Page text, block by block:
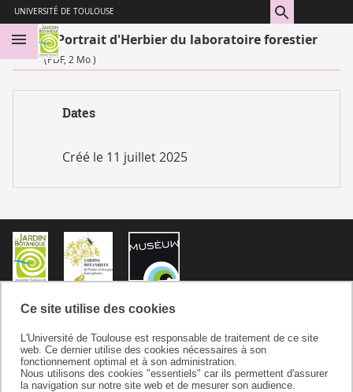
Ce site utilise des cookies
L'Université de Toulouse est responsable de traitement de ce site
web. Ce dernier utilise des cookies nécessaires à son
fonctionnement optimal et à son administration.
Nous utilisons des cookies "essentiels" car ils permettent d'assurer
la navigation sur notre site web et de mesurer son audience.
au
contenu
directs
UNIVERSITÉ DE TOULOUSE
Portrait d'Herbier du laboratoire forestier
(PDF, 2 Mo )
Dates
Créé le 11 juillet 2025
Jardin Botanique Henri Gaussen
2, rue Lamarck
31400 Toulouse